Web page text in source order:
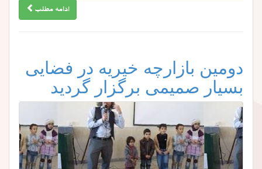
ادامه مطلب
دومین بازارچه خیریه در فضایی
بسیار صمیمی برگزار گردید